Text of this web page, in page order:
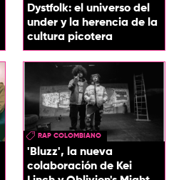
Dystfolk: el universo del
under y la herencia de la
cultura picotera
RAP COLOMBIANO
'Bluzz', la nueva
colaboración de Kei